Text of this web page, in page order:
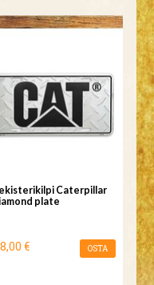
Caterpillar
plate
€ OSTA